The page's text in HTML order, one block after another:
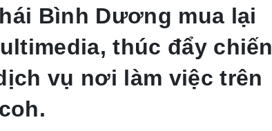
Bình Dương mua lại
thúc đẩy chiến
vụ nơi làm việc trên